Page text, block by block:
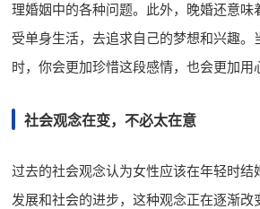
理婚姻中的各种问题。此外，晚婚还意味
受单身生活，去追求自己的梦想和兴趣。
时，你会更加珍惜这段感情，也会更加用
社会观念在变，不必太在意
过去的社会观念认为女性应该在年轻时结
发展和社会的进步，这种观念正在逐渐改